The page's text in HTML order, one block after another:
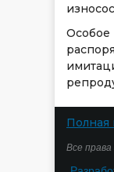
Полная
Все